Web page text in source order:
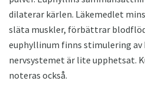
dilaterar kärlen. Läkemedlet
släta muskler, förbättrar
euphyllinum finns stimulering
nervsystemet är lite upphetsat.
noteras också.